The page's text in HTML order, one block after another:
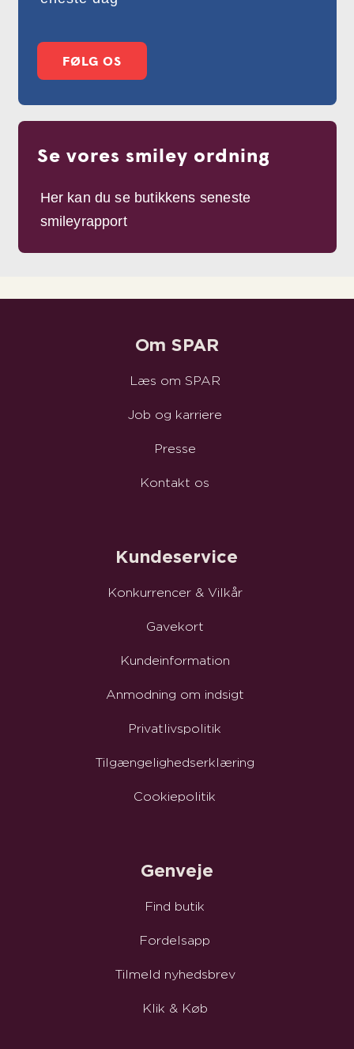
FØLG OS
Se vores smiley ordning
Her kan du se butikkens seneste
smileyrapport
Om SPAR
Læs om SPAR
Job og karriere
Presse
Kontakt os
Kundeservice
Konkurrencer & Vilkår
Gavekort
Kundeinformation
Anmodning om indsigt
Privatlivspolitik
Tilgængelighedserklæring
Cookiepolitik
Genveje
Find butik
Fordelsapp
Tilmeld nyhedsbrev
Klik & Køb